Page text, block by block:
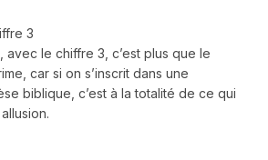
3
avec le chiffre 3, c’est plus que le
car si on s’inscrit dans une
biblique, c’est à la totalité de ce qui